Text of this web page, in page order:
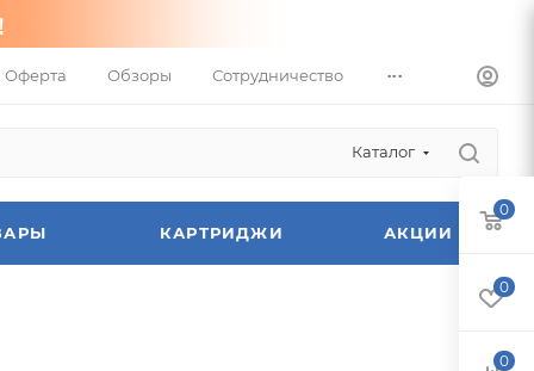
Оферта Обзоры Сотрудничество ...
Каталог
КАРТРИДЖИ АКЦИИ
0
0
0